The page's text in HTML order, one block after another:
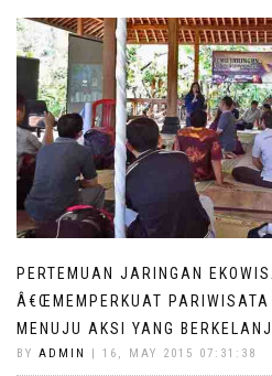
PERTEMUAN JARINGAN
Â€ŒMEMPERKUAT
MENUJU AKSI YANG
BY ADMIN | 16, MAY 2015 07:31:38